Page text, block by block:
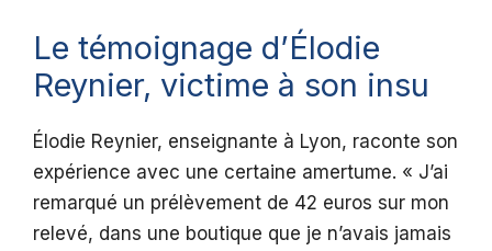
Le témoignage d’Élodie
Reynier, victime à son insu
Élodie Reynier, enseignante à Lyon, raconte son
expérience avec une certaine amertume. « J’ai
remarqué un prélèvement de 42 euros sur mon
relevé, dans une boutique que je n’avais jamais